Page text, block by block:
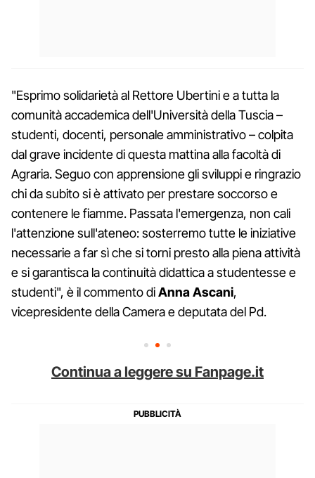
"Esprimo solidarietà al Rettore Ubertini e a tutta la
comunità accademica dell'Università della Tuscia –
studenti, docenti, personale amministrativo – colpita
dal grave incidente di questa mattina alla facoltà di
Agraria. Seguo con apprensione gli sviluppi e ringrazio
chi da subito si è attivato per prestare soccorso e
contenere le fiamme. Passata l'emergenza, non cali
l'attenzione sull'ateneo: sosterremo tutte le iniziative
necessarie a far sì che si torni presto alla piena attività
e si garantisca la continuità didattica a studentesse e
studenti", è il commento diAnna Ascani,
vicepresidente della Camera e deputata del Pd.
Continua a leggere su Fanpage.it